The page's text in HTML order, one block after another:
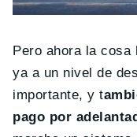
Pero ahora la cosa
ya a un nivel de
importante, y t
pago por